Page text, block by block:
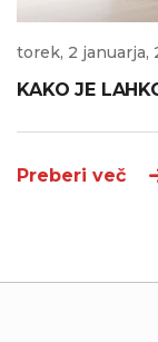
torek, 2 januarja,
KAKO JE
Preberi več